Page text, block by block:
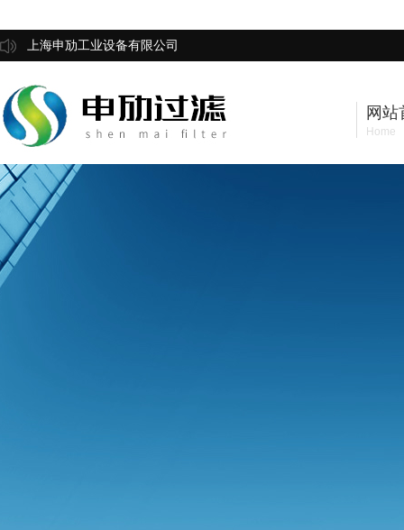
上海申劢工业设备有限公司
网站
Home